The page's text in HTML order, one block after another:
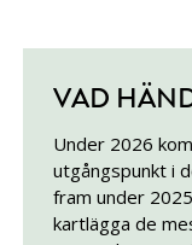
VAD
Under 2026
utgångspunkt i
fram under
kartlägga de